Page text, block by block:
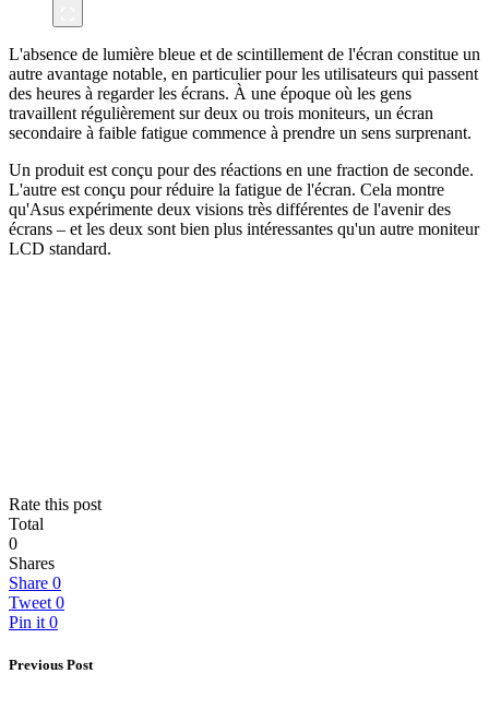
L'absence de lumière bleue et de scintillement de l'écran constitue un
autre avantage notable, en particulier pour les utilisateurs qui passent
des heures à regarder les écrans. À une époque où les gens
travaillent régulièrement sur deux ou trois moniteurs, un écran
secondaire à faible fatigue commence à prendre un sens surprenant.
Un produit est conçu pour des réactions en une fraction de seconde.
L'autre est conçu pour réduire la fatigue de l'écran. Cela montre
qu'Asus expérimente deux visions très différentes de l'avenir des
écrans – et les deux sont bien plus intéressantes qu'un autre moniteur
LCD standard.
Rate this post
Total
0
Shares
Share 0
Tweet 0
Pin it 0
Previous Post